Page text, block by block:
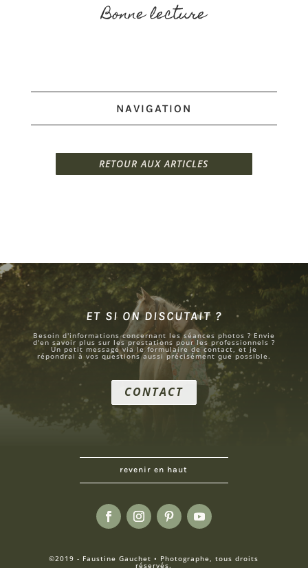
Bonne lecture
NAVIGATION
RETOUR AUX ARTICLES
ET SI ON DISCUTAIT ?
Besoin d'informations concernant les séances photos ? Envie
d'en savoir plus sur les prestations pour les professionnels ?
Un petit message via le formulaire de contact, et je
répondrai à vos questions aussi précisément que possible.
CONTACT
revenir en haut
©2019 - Faustine Gauchet • Photographe, tous droits
réservés.